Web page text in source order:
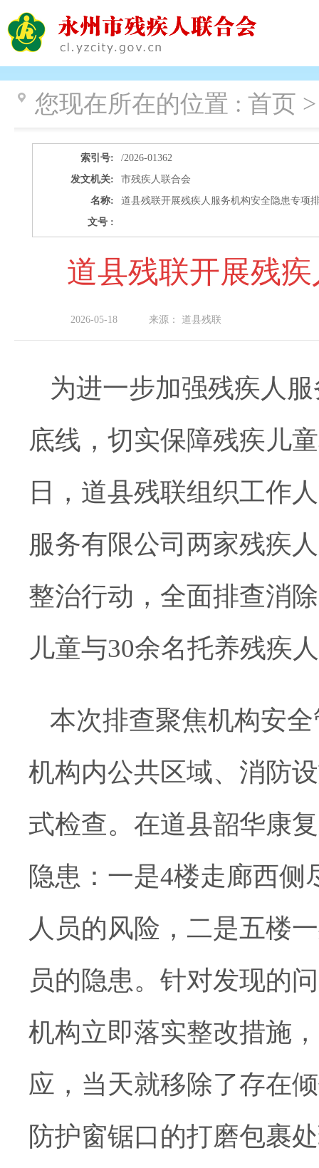
您现在所在的位置 : 首页
索引号:
/2026-01362
发文机关:
市残疾人联合会
名称:
道县残联开展残疾人服务机构安全隐患专项
文号 :
道县残联开展残
2026-05-18 来源： 道县残联
为进一步加强残疾人
底线，切实保障残疾儿
日，道县残联组织工作
服务有限公司两家残疾
整治行动，全面排查消
儿童与30余名托养残疾
本次排查聚焦机构安
机构内公共区域、消防
式检查。在道县韶华康
隐患：一是4楼走廊西
人员的风险，二是五楼
员的隐患。针对发现的
机构立即落实整改措施
应，当天就移除了存在
防护窗锯口的打磨包裹